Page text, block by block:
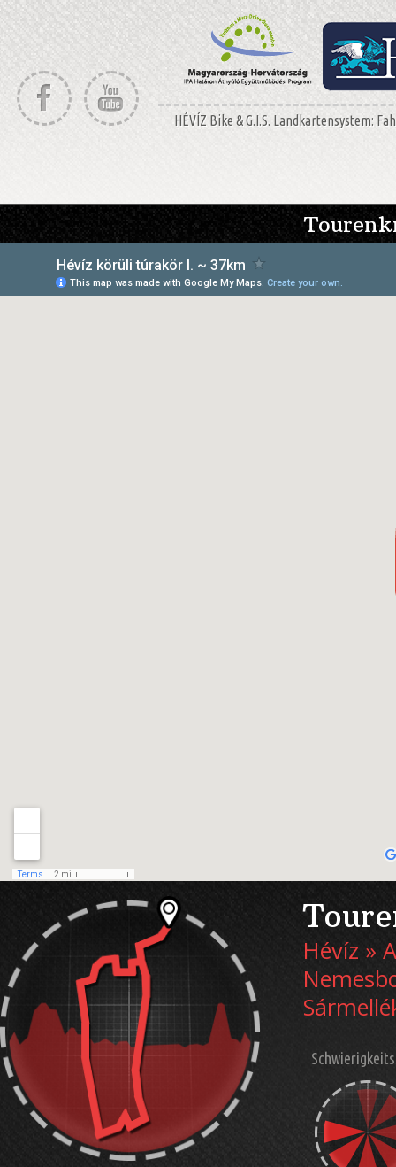
HÉVÍZ Bike & G.I.S. Landkartensystem:
Hévíz »